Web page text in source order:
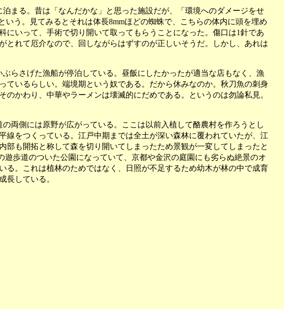
まる。昔は「なんだかな」と思った施設だが、「環境へのダメージをせ
う。見てみるとそれは体長8mmほどの蜘蛛で、こちらの体内に頭を埋め
いって、手術で切り開いて取ってもらうことになった。傷口は1針であ
れて厄介なので、回しながらはずすのが正しいそうだ。しかし、あれは
らさげた漁船が停泊している。昼飯にしたかったが適当な店もなく、漁
いるらしい。端境期という奴である。だから休みなのか。秋刀魚の刺身
かわり、中華やラーメンは壊滅的にだめである。というのは勿論私見。
両側には原野が広がっている。ここは以前入植して酪農村を作ろうとし
をつくっている。江戸中期までは全土が深い森林に覆われていたが、江
も開拓と称して森を切り開いてしまったため景観が一変してしまったと
歩道のついた公園になっていて、京都や金沢の庭園にも劣らぬ絶景のオ
。これは植林のためではなく、日照が不足するため幼木が林の中で成育
長している。